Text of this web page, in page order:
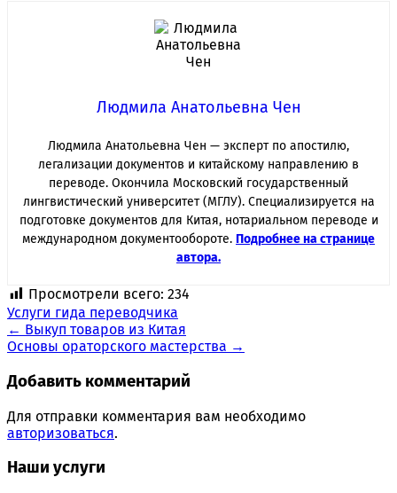
Людмила Анатольевна Чен
Людмила Анатольевна Чен — эксперт по апостилю,
легализации документов и китайскому направлению в
переводе. Окончила Московский государственный
лингвистический университет (МГЛУ). Специализируется на
подготовке документов для Китая, нотариальном переводе и
международном документообороте. Подробнее на странице
автора.
Просмотрели всего: 234
Услуги гида переводчика
Навигация
по
← Выкуп товаров из Китая
Основы ораторского мастерства →
Добавить комментарий
Для отправки комментария вам необходимо
авторизоваться.
Наши услуги